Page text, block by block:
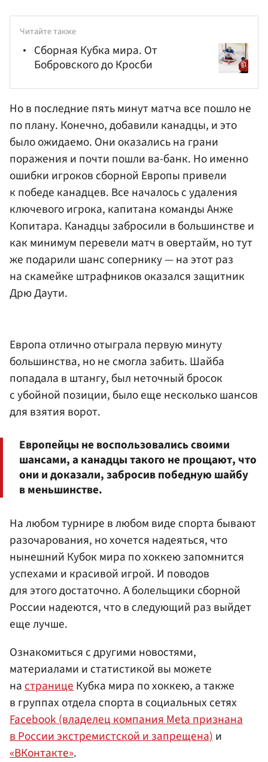
Читайте также
Сборная Кубка мира. От
Бобровского до Кросби
Но в последние пять минут матча все пошло не
по плану. Конечно, добавили канадцы, и это
было ожидаемо. Они оказались на грани
поражения и почти пошли ва-банк. Но именно
ошибки игроков сборной Европы привели
к победе канадцев. Все началось с удаления
ключевого игрока, капитана команды Анже
Копитара. Канадцы забросили в большинстве и
как минимум перевели матч в овертайм, но тут
же подарили шанс сопернику — на этот раз
на скамейке штрафников оказался защитник
Дрю Даути.
Европа отлично отыграла первую минуту
большинства, но не смогла забить. Шайба
попадала в штангу, был неточный бросок
с убойной позиции, было еще несколько шансов
для взятия ворот.
Европейцы не воспользовались своими
шансами, а канадцы такого не прощают, что
они и доказали, забросив победную шайбу
в меньшинстве.
На любом турнире в любом виде спорта бывают
разочарования, но хочется надеяться, что
нынешний Кубок мира по хоккею запомнится
успехами и красивой игрой. И поводов
для этого достаточно. А болельщики сборной
России надеются, что в следующий раз выйдет
еще лучше.
Ознакомиться с другими новостями,
материалами и статистикой вы можете
настраницеКубка мира по хоккею, а также
в группах отдела спорта в социальных сетях
Facebook (владелец компания Meta признана
в России экстремистской и запрещена)и
«ВКонтакте».